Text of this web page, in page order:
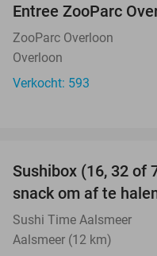
TODAY
Entree ZooParc
ZooParc Overloon
Overloon
Verkocht: 593
TODAY
Sushibox (16, 32 of
snack om af te
Sushi Time Aalsmeer
Aalsmeer (12 km)